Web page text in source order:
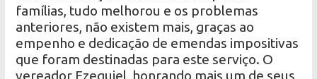
famílias, tudo melhorou e os problemas
anteriores, não existem mais, graças ao
empenho e dedicação de emendas impositivas
que foram destinadas para este serviço. O
vereador Ezequiel, honrando mais um de seus